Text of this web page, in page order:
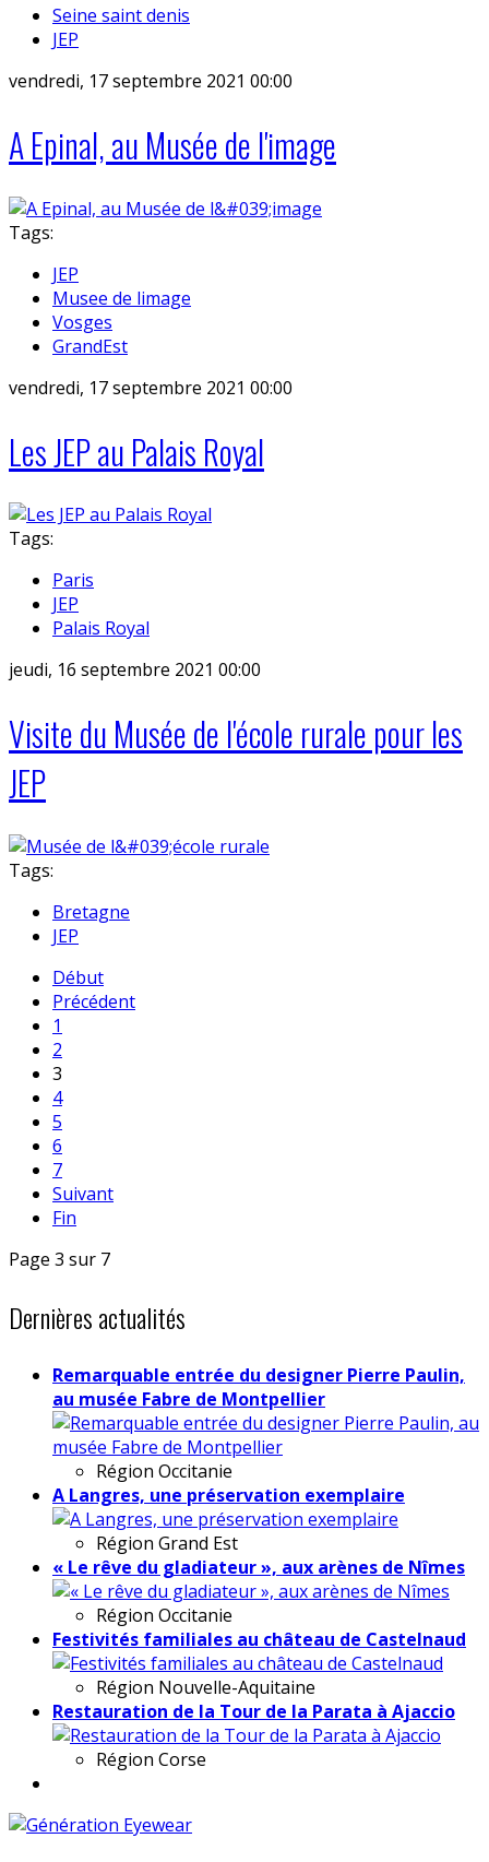
Seine saint denis
JEP
vendredi, 17 septembre 2021 00:00
A Epinal, au Musée de l'image
Tags:
JEP
Musee de limage
Vosges
GrandEst
vendredi, 17 septembre 2021 00:00
Les JEP au Palais Royal
Tags:
Paris
JEP
Palais Royal
jeudi, 16 septembre 2021 00:00
Visite du Musée de l'école rurale pour les
JEP
Tags:
Bretagne
JEP
Début
Précédent
1
2
3
4
5
6
7
Suivant
Fin
Page 3 sur 7
Dernières actualités
Remarquable entrée du designer Pierre Paulin,
au musée Fabre de Montpellier
Région Occitanie
A Langres, une préservation exemplaire
Région Grand Est
« Le rêve du gladiateur », aux arènes de Nîmes
Région Occitanie
Festivités familiales au château de Castelnaud
Région Nouvelle-Aquitaine
Restauration de la Tour de la Parata à Ajaccio
Région Corse